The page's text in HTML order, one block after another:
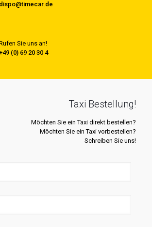
dispo@timecar.de
Sie uns an!
(0) 69 20 30 4
Taxi Bestellung!
Möchten Sie ein Taxi direkt bestellen?
Möchten Sie ein Taxi vorbestellen?
Schreiben Sie uns!